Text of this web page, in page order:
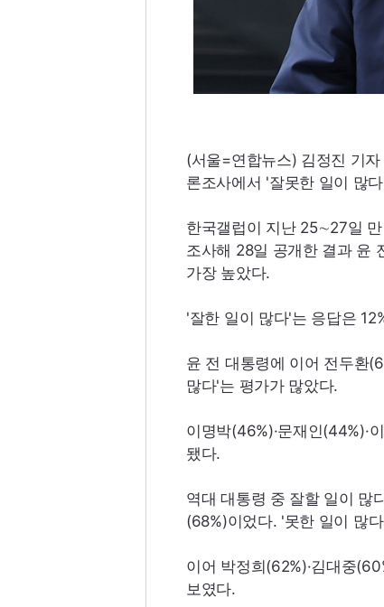
(서울=연합뉴스) 김정진 기
론조사에서 '잘못한 일이 많
한국갤럽이 지난 25∼27일
조사해 28일 공개한 결과 윤
가장 높았다.
'잘한 일이 많다'는 응답은
윤 전 대통령에 이어 전두환
많다'는 평가가 많았다.
이명박(46%)·문재인(44%)·
됐다.
역대 대통령 중 잘할 일이 많
(68%)이었다. '못한 일이 많
이어 박정희(62%)·김대중
보였다.